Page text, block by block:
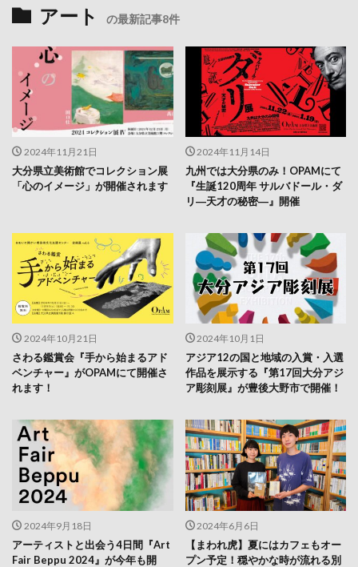
アート の最新記事8件
2024年11月21日
大分県立美術館でコレクション展
「心のイメージ」が開催されます
2024年11月14日
九州では大分県のみ！OPAMにて
『生誕120周年 サルバドール・ダ
リ―天才の秘密―』開催
2024年10月21日
さわる鑑賞会『手から始まるアド
ベンチャー』がOPAMにて開催さ
れます！
2024年10月1日
アジア12の国と地域の入賞・入選
作品を展示する『第17回大分アジ
ア彫刻展』が豊後大野市で開催！
2024年9月18日
アーティストと出会う4日間『Art
Fair Beppu 2024』が今年も開
2024年6月6日
【まわれ虎】夏にはカフェもオー
プン予定！穏やかな時が流れる別